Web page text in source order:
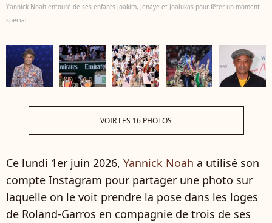
Yannick Noah entouré de ses enfants Joakim, Jenaye et Joalukas pour fêter un moment
spécial
VOIR LES 16 PHOTOS
Ce lundi 1er juin 2026, Yannick Noah a utilisé son
compte Instagram pour partager une photo sur
laquelle on le voit prendre la pose dans les loges
de Roland-Garros en compagnie de trois de ses